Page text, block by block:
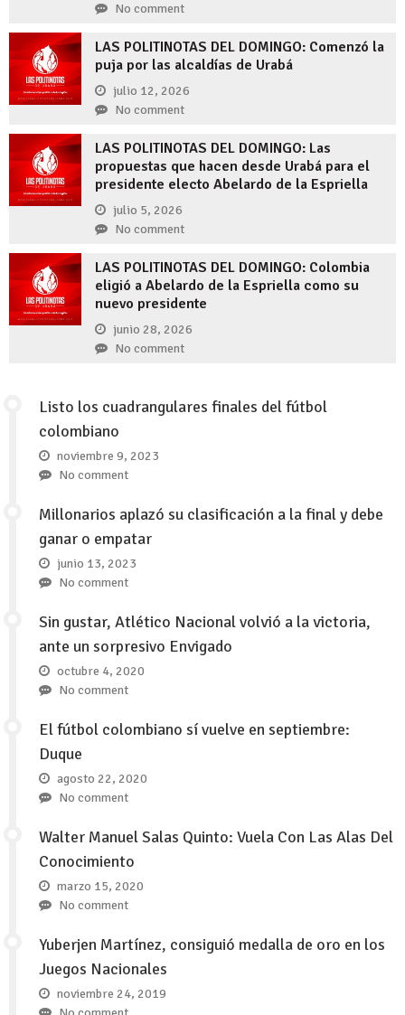
No comment
LAS POLITINOTAS DEL DOMINGO: Comenzó la
puja por las alcaldías de Urabá
julio 12, 2026
No comment
LAS POLITINOTAS DEL DOMINGO: Las
propuestas que hacen desde Urabá para el
presidente electo Abelardo de la Espriella
julio 5, 2026
No comment
LAS POLITINOTAS DEL DOMINGO: Colombia
eligió a Abelardo de la Espriella como su
nuevo presidente
junio 28, 2026
No comment
Listo los cuadrangulares finales del fútbol
colombiano
noviembre 9, 2023
No comment
Millonarios aplazó su clasificación a la final y debe
ganar o empatar
junio 13, 2023
No comment
Sin gustar, Atlético Nacional volvió a la victoria,
ante un sorpresivo Envigado
octubre 4, 2020
No comment
El fútbol colombiano sí vuelve en septiembre:
Duque
agosto 22, 2020
No comment
Walter Manuel Salas Quinto: Vuela Con Las Alas Del
Conocimiento
marzo 15, 2020
No comment
Yuberjen Martínez, consiguió medalla de oro en los
Juegos Nacionales
noviembre 24, 2019